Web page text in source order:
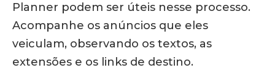
Planner podem ser úteis nesse processo.
Acompanhe os anúncios que eles
veiculam, observando os textos, as
extensões e os links de destino.